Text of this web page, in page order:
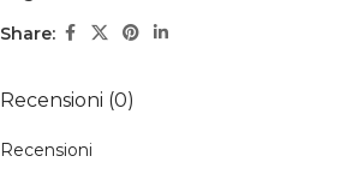
Share:
Recensioni (0)
Recensioni